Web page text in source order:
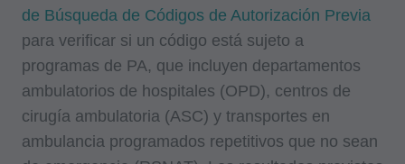
de Búsqueda de Códigos de Autorización Previa
para verificar si un código está sujeto a
programas de PA, que incluyen departamentos
ambulatorios de hospitales (OPD), centros de
cirugía ambulatoria (ASC) y transportes en
ambulancia programados repetitivos que no sean